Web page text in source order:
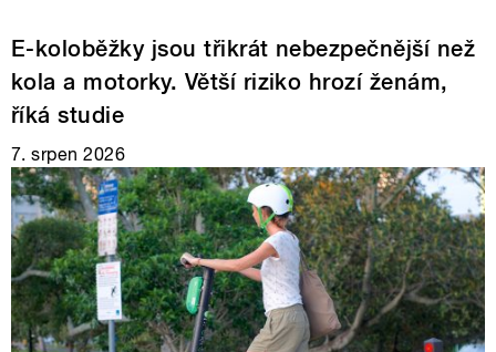
E-koloběžky jsou třikrát nebezpečnější než
kola a motorky. Větší riziko hrozí ženám,
říká studie
7. srpen 2026